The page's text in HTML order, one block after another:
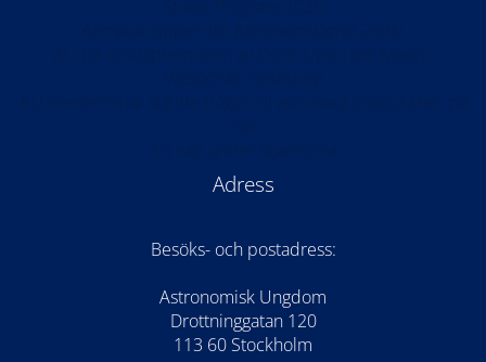
Adress
Besöks- och postadress:
Astronomisk Ungdom
Drottninggatan 120
113 60 Stockholm